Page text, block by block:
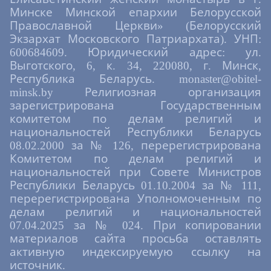
чистоту́,/ поще́нием же и бде́нием плоть
порабо́тила еси́ ду́ху,/ те́мже, преподо́бная
Евфроси́ние,/ почита́юще по́двиги трудо́в
твои́х, мо́лимся,// моли́ Христа́ Бо́га
спасти́ся душа́м на́шим.
Величание
Ублажа́ем тя,/ преподо́бная ма́ти
Евфроси́ние,/ и чтим святу́ю па́мять твою́,/
ты бо мо́лиши за нас// Христа́, Бо́га на́шего.
Святителя Германа, архиепископа
Казанского
Тропарь, глас 4
От ю́ности и́го Христо́во усе́рдно восприи́м,/
бде́нными по́двиги поста́ и моли́твы,
просла́вился еси́./ Отону́дуже призыва́ющу
тя Бо́гу на служе́ние Це́ркви/ в
новопросвеще́ннем ца́рстве Каза́нстем,/
вку́пе со святи́телем Гу́рием воззва́н был
еси́,/ иде́же, я́ко первонача́льник созда́нной
тобо́ю в гра́де Свия́жске оби́тели,/ и
Минске Минской епархии Белорусской
Православной Церкви» (Белорусский
Экзархат Московского Патриархата). УНП:
600684609. Юридический адрес: ул.
Выготского, 6, к. 34, 220080, г. Минск,
Республика Беларусь. monaster@obitel-
minsk.by Религиозная организация
зарегистрирована Государственным
комитетом по делам религий и
национальностей Республики Беларусь
08.02.2000 за № 126, перерегистрирована
Комитетом по делам религий и
национальностей при Совете Министров
Республики Беларусь 01.10.2004 за № 111,
перерегистрирована Уполномоченным по
делам религий и национальностей
07.04.2025 за № 024. При копировании
материалов сайта просьба оставлять
активную индексируемую ссылку на
источник.